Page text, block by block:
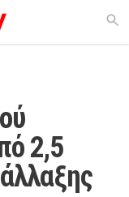
2,5